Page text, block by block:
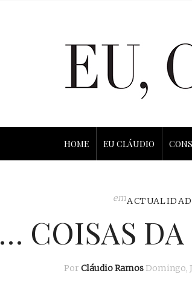
HOME EU CLÁUDIO
em
… COISAS
PorCláudio RamosDomingo,